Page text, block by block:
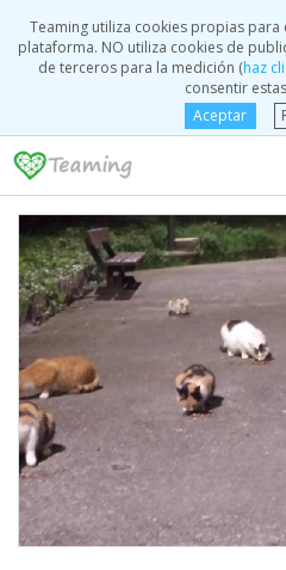
Teaming utiliza cookies propias
plataforma. NO utiliza cookies de
de terceros para la medición (haz
consentir
Aceptar